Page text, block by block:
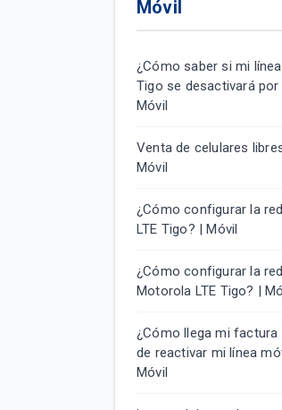
Móvil
¿Cómo saber si mi
Tigo se desactivará
Móvil
Venta de celulares
Móvil
¿Cómo configurar la
LTE Tigo? | Móvil
¿Cómo configurar la
Motorola LTE Tigo? |
¿Cómo llega mi factura
de reactivar mi línea
Móvil